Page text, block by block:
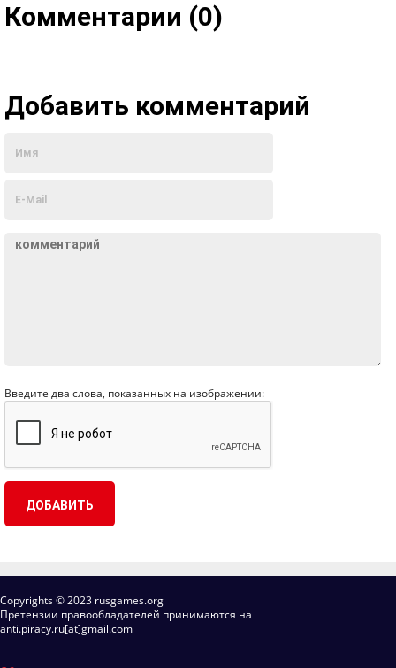
Комментарии (0)
Добавить комментарий
Введите два слова, показанных на изображении:
Copyrights © 2023 rusgames.org
Претензии правообладателей принимаются на
anti.piracy.ru[at]gmail.com